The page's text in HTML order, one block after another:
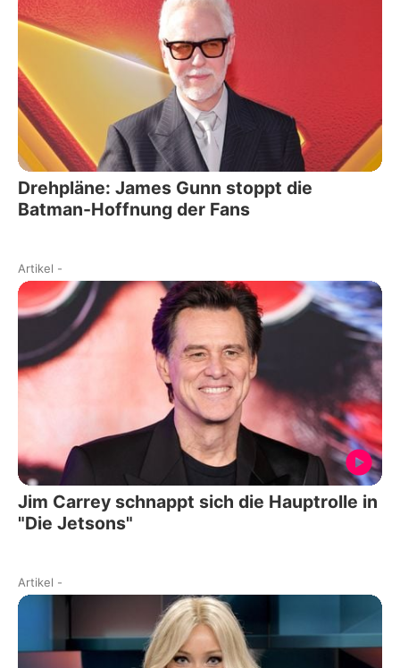
Drehpläne: James Gunn stoppt die
Batman-Hoffnung der Fans
Artikel -
Jim Carrey schnappt sich die Hauptrolle in
"Die Jetsons"
Artikel -